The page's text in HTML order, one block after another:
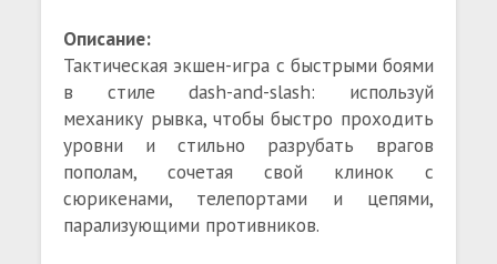
Описание:
Тактическая экшен-игра с быстрыми боями
в стиле dash-and-slash: используй
механику рывка, чтобы быстро проходить
уровни и стильно разрубать врагов
пополам, сочетая свой клинок с
сюрикенами, телепортами и цепями,
парализующими противников.